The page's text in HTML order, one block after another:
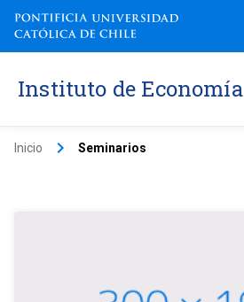
Instituto de Economía
Inicio keyboard_arrow_right Seminarios